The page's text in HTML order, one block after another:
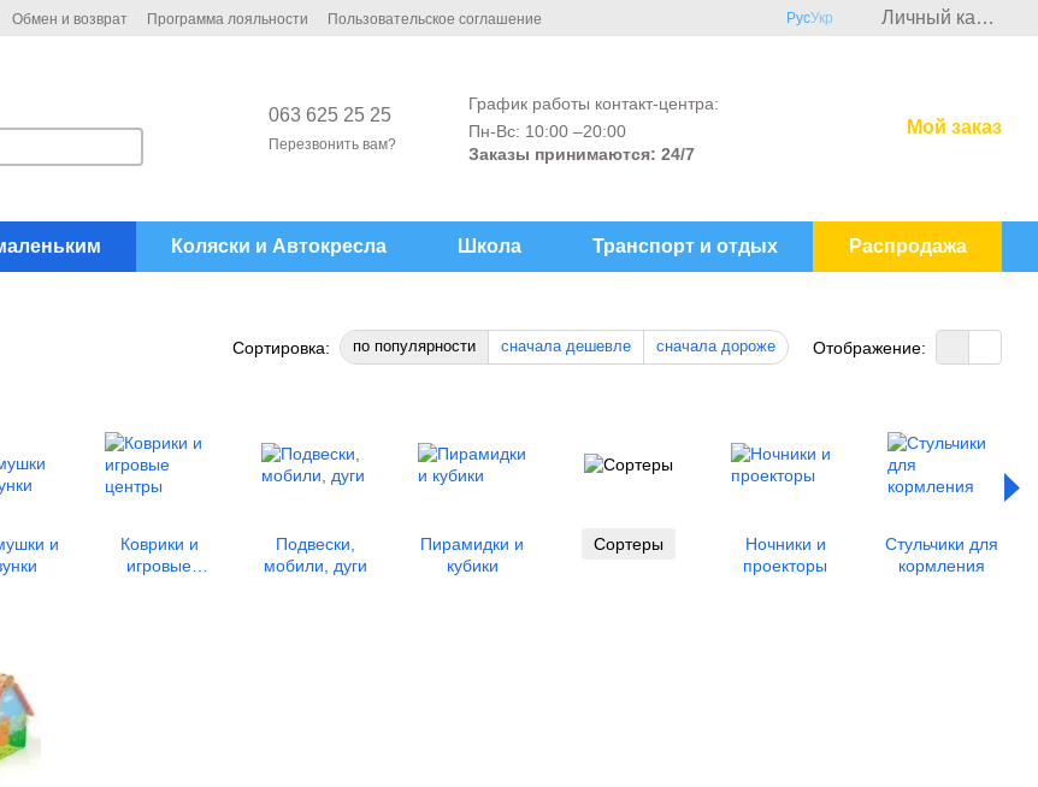
Обмен и возврат Программа лояльности
Пользовательское соглашение
РусУкр Личный кабинет
063 625 25 25
Перезвонить вам?
График работы контакт-центра:
Пн-Вс: 10:00 –20:00
Заказы принимаются: 24/7
Мой заказ
Коляски и Автокреcла Школа Транспорт и отдых Распродажа
Сортировка: по популярности сначала дешевле сначала дороже Отображение:
и
Коврики и
игровые
Подвески,
мобили, дуги
Пирамидки и
кубики
Сортеры
Ночники и
проекторы
Стульчики для
кормления